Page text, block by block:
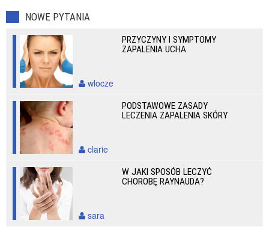
NOWE PYTANIA
PRZYCZYNY I SYMPTOMY
ZAPALENIA UCHA
wlocze
PODSTAWOWE ZASADY
LECZENIA ZAPALENIA SKÓRY
clarie
W JAKI SPOSÓB LECZYĆ
CHOROBĘ RAYNAUDA?
sara